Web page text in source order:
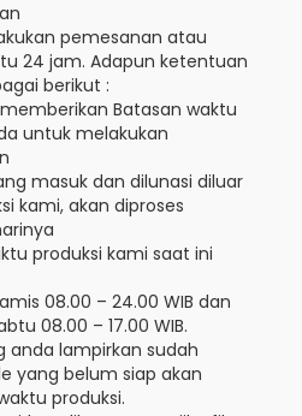
pemesanan atau
24 jam. Adapun ketentuan
berikut :
Batasan waktu
untuk melakukan
masuk dan dilunasi diluar
kami, akan diproses
produksi kami saat ini
08.00 – 24.00 WIB dan
08.00 – 17.00 WIB.
anda lampirkan sudah
yang belum siap akan
produksi.